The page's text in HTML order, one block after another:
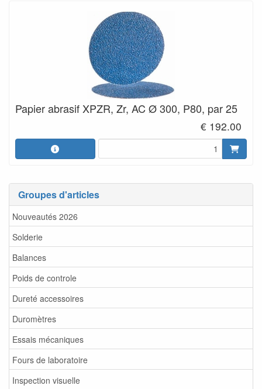
Groupes d'articles
Nouveautés 2026
Solderie
Balances
Poids de controle
Dureté accessoires
Duromètres
Essais mécaniques
Fours de laboratoire
Inspection visuelle
Papier abrasif XPZR, Zr, AC Ø 300, P80, par 25
€ 192.00